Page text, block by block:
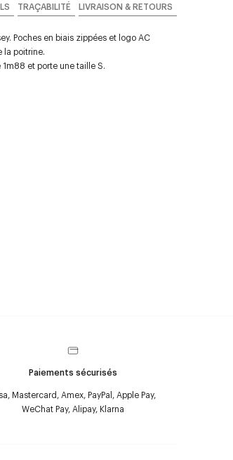
TRAÇABILITÉ LIVRAISON & RETOURS
Poches en biais zippées et logo AC
la poitrine.
et porte une taille S.
Paiements sécurisés
Mastercard, Amex, PayPal, Apple Pay,
WeChat Pay, Alipay, Klarna